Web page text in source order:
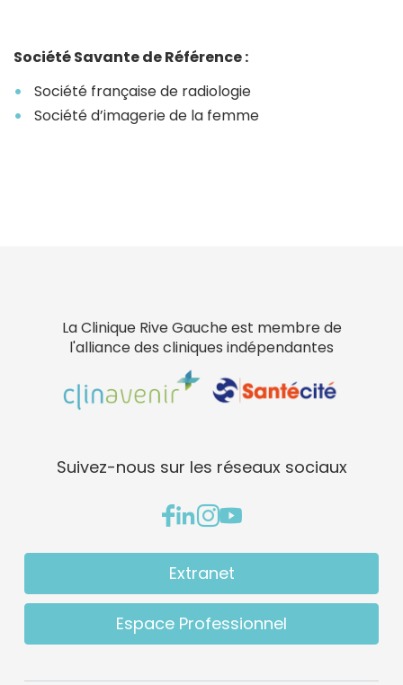
Société Savante de Référence :
Société française de radiologie
Société d’imagerie de la femme
La Clinique Rive Gauche est membre de
l'alliance des cliniques indépendantes
Suivez-nous sur les réseaux sociaux
Extranet
Espace Professionnel